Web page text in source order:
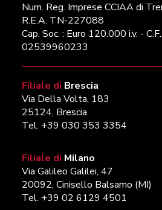
Num. Reg. Imprese CCIAA di
R.E.A. TN-227088
Cap. Soc. : Euro 120.000 i.v. -
02539960233
Filiale di Brescia
Via Della Volta, 183
25124, Brescia
Tel. +39 030 353 3354
Filiale di Milano
Via Galileo Galilei, 47
20092, Cinisello Balsamo (MI)
Tel. +39 02 6129 4501